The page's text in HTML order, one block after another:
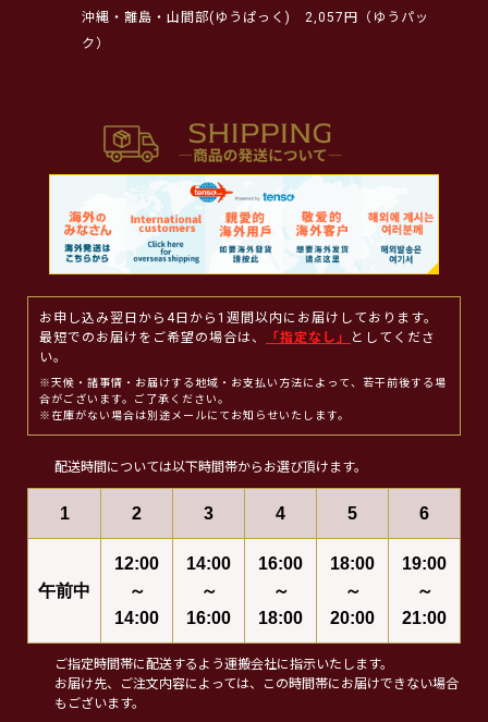
沖縄・離島・山間部(ゆうぱっく)
2,057円（ゆうパッ
ク）
お申し込み翌日から4日から1週間以内にお届けしております。
最短でのお届けをご希望の場合は、
「指定なし」
としてくださ
い。
※天候・諸事情・お届けする地域・お支払い方法によって、若干前後する場
合がございます。ご了承ください。
※在庫がない場合は別途メールにてお知らせいたします。
配送時間については以下時間帯からお選び頂けます。
1 2 3 4 5 6
午前中
12:00
～
14:00
14:00
～
16:00
16:00
～
18:00
18:00
～
20:00
19:00
～
21:00
ご指定時間帯に配送するよう運搬会社に指示いたします。
お届け先、ご注文内容によっては、この時間帯にお届けできない場合
もございます。